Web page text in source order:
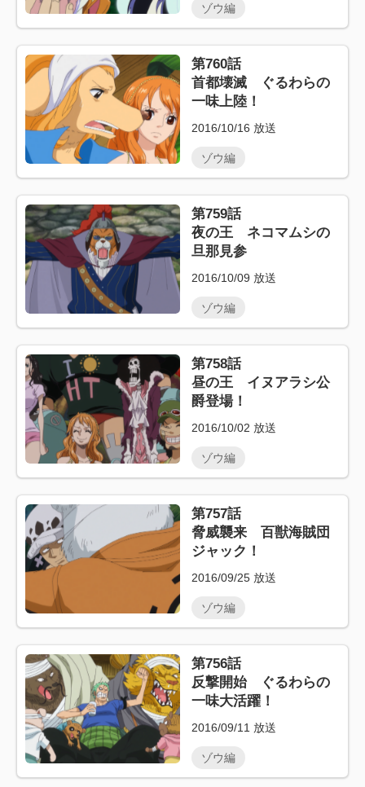
ゾウ編
第760話
首都壊滅 ぐるわらの
一味上陸！
2016/10/16 放送
ゾウ編
第759話
夜の王 ネコマムシの
旦那見参
2016/10/09 放送
ゾウ編
第758話
昼の王 イヌアラシ公
爵登場！
2016/10/02 放送
ゾウ編
第757話
脅威襲来 百獣海賊団
ジャック！
2016/09/25 放送
ゾウ編
第756話
反撃開始 ぐるわらの
一味大活躍！
2016/09/11 放送
ゾウ編